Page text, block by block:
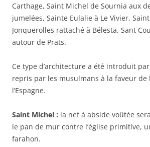
Carthage, Saint Michel de Sournia aux
jumelées, Sainte Eulalie à Le Vivier,
Jonquerolles rattaché à Bélesta, Sant
autour de Prats.
Ce type d’architecture a été introduit
repris par les musulmans à la faveur de
l’Espagne.
Saint Michel : la nef à abside voûtée
le pan de mur contre l’église primitive,
farahon.